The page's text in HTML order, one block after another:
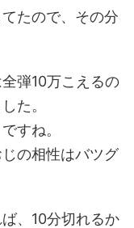
たので、その分
弾10万こえるの
た。
すね。
の相性はバツグ
、10分切れるか